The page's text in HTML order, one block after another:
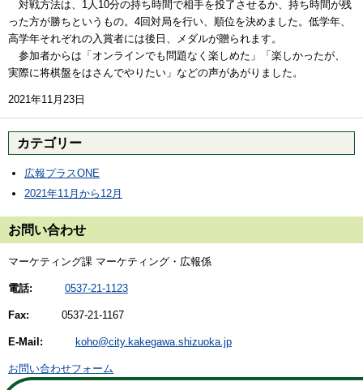
対戦方法は、1人10分の持ち時間で相手を投了させるか、持ち時間が残
った方が勝ちというもの。4回対局を行い、順位を決めました。低学年、
高学年それぞれの入賞者には後日、メダルが贈られます。
参加者からは「オンラインでも問題なく楽しめた」「楽しかったが、
実際に将棋盤をはさんでやりたい」などの声があがりました。
2021年11月23日
カテゴリー
広報プラスONE
2021年11月から12月
お問い合わせ
マーケティング課 マーケティング・広報係
電話: 0537-21-1123
Fax: 0537-21-1167
E-Mail: koho@city.kakegawa.shizuoka.jp
お問い合わせフォーム